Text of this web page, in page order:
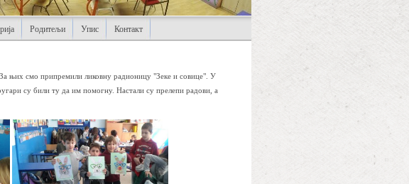
Родитељи Упис Контакт
њих смо припремили ликовну радионицу "Зеке и совице". У
су били ту да им помогну. Настали су прелепи радови, а